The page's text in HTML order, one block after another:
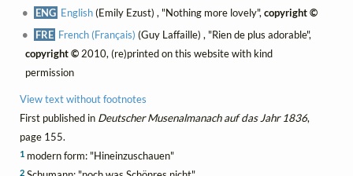
ENG English(Emily Ezust) , "Nothing more lovely",copyright ©
FRE French (Français) (Guy Laffaille) , "Rien de plus adorable",
copyright ©2010, (re)printed on this website with kind
permission
View text without footnotes
First published in Deutscher Musenalmanach auf das Jahr 1836,
page 155.
1modern form: "Hineinzuschauen"
2